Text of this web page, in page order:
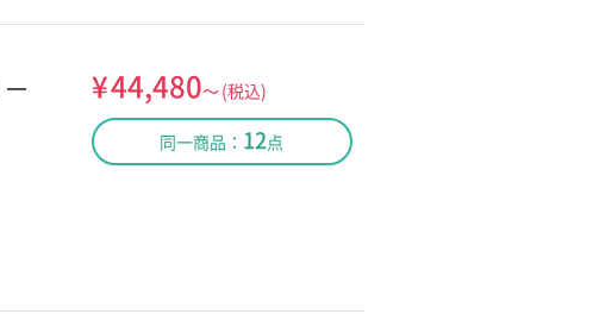
¥44,480～(税込)
同一商品： 12点